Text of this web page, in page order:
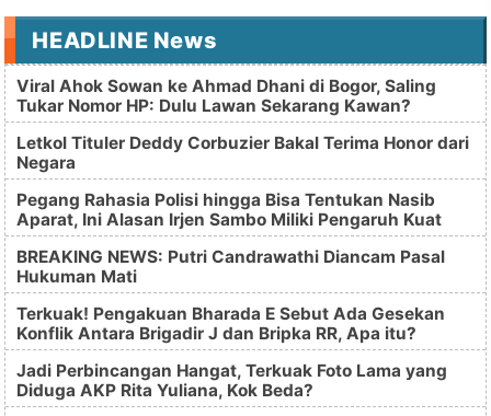
HEADLINE News
Viral Ahok Sowan ke Ahmad Dhani di Bogor, Saling
Tukar Nomor HP: Dulu Lawan Sekarang Kawan?
Letkol Tituler Deddy Corbuzier Bakal Terima Honor dari
Negara
Pegang Rahasia Polisi hingga Bisa Tentukan Nasib
Aparat, Ini Alasan Irjen Sambo Miliki Pengaruh Kuat
BREAKING NEWS: Putri Candrawathi Diancam Pasal
Hukuman Mati
Terkuak! Pengakuan Bharada E Sebut Ada Gesekan
Konflik Antara Brigadir J dan Bripka RR, Apa itu?
Jadi Perbincangan Hangat, Terkuak Foto Lama yang
Diduga AKP Rita Yuliana, Kok Beda?